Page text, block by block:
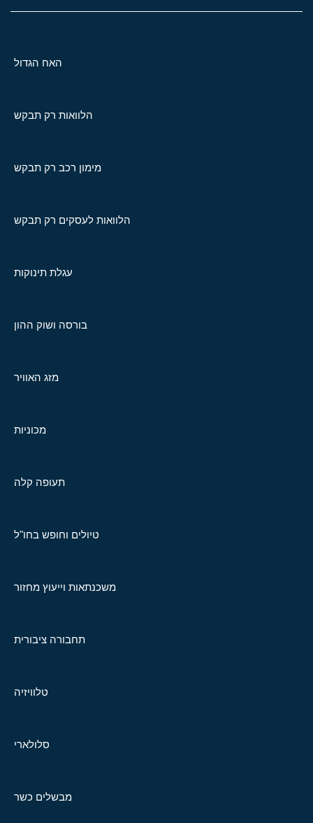
האח הגדול
הלוואות רק תבקש
מימון רכב רק תבקש
הלוואות לעסקים רק תבקש
עגלת תינוקות
בורסה ושוק ההון
מזג האוויר
מכוניות
תעופה קלה
טיולים וחופש בחו"ל
משכנתאות וייעוץ מחזור
תחבורה ציבורית
טלוויזיה
סלולארי
מבשלים כשר